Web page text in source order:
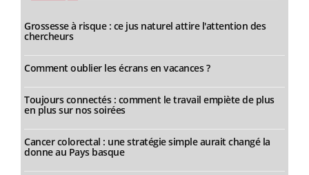
Grossesse à risque : ce jus naturel attire l'attention des
chercheurs
Comment oublier les écrans en vacances ?
Toujours connectés : comment le travail empiète de plus
en plus sur nos soirées
Cancer colorectal : une stratégie simple aurait changé la
donne au Pays basque